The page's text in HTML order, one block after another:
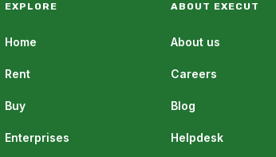
EXPLORE
Home
Rent
Buy
Enterprises
ABOUT EXECUT
About us
Careers
Blog
Helpdesk